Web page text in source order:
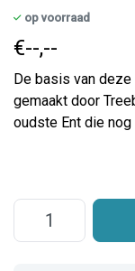
op voorraad
€--,--
De basis van
gemaakt door
oudste Ent die